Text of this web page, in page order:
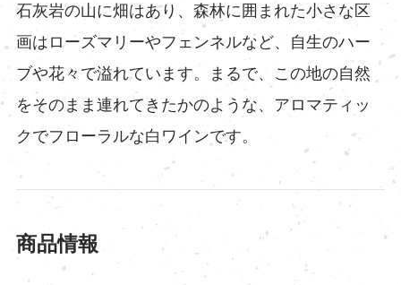
石灰岩の山に畑はあり、森林に囲まれた小さな区
画はローズマリーやフェンネルなど、自生のハー
ブや花々で溢れています。まるで、この地の自然
をそのまま連れてきたかのような、アロマティッ
クでフローラルな白ワインです。
商品情報